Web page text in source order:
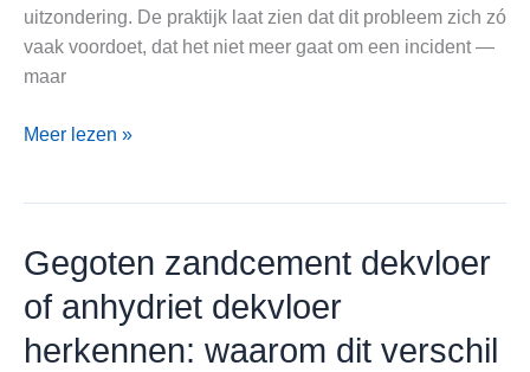
uitzondering. De praktijk laat zien dat dit probleem zich zó
vaak voordoet, dat het niet meer gaat om een incident —
maar
Fysica,
scheur
in
de
dekvloer
Meer lezen »
Gegoten zandcement dekvloer
of anhydriet dekvloer
herkennen: waarom dit verschil